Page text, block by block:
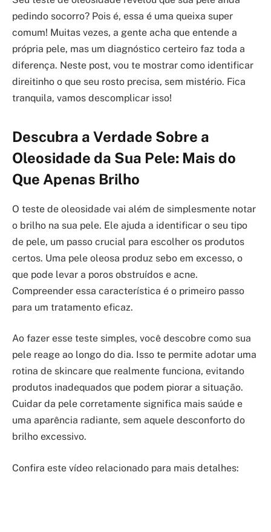
pedindo socorro? Pois é, essa é uma queixa super
comum! Muitas vezes, a gente acha que entende a
própria pele, mas um diagnóstico certeiro faz toda a
diferença. Neste post, vou te mostrar como identificar
direitinho o que seu rosto precisa, sem mistério. Fica
tranquila, vamos descomplicar isso!
Descubra a Verdade Sobre a
Oleosidade da Sua Pele: Mais do
Que Apenas Brilho
O teste de oleosidade vai além de simplesmente notar
o brilho na sua pele. Ele ajuda a identificar o seu tipo
de pele, um passo crucial para escolher os produtos
certos. Uma pele oleosa produz sebo em excesso, o
que pode levar a poros obstruídos e acne.
Compreender essa característica é o primeiro passo
para um tratamento eficaz.
Ao fazer esse teste simples, você descobre como sua
pele reage ao longo do dia. Isso te permite adotar uma
rotina de skincare que realmente funciona, evitando
produtos inadequados que podem piorar a situação.
Cuidar da pele corretamente significa mais saúde e
uma aparência radiante, sem aquele desconforto do
brilho excessivo.
Confira este vídeo relacionado para mais detalhes: